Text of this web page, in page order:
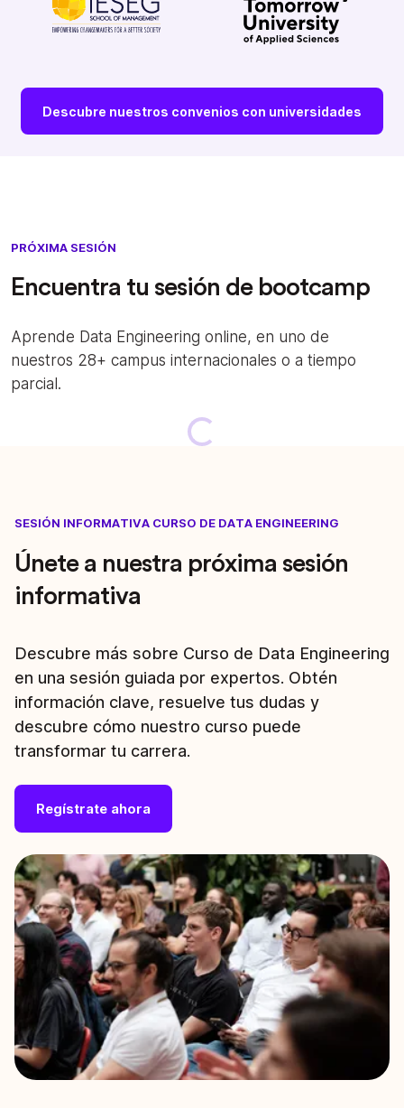
Descubre nuestros convenios con universidades
PRÓXIMA SESIÓN
Encuentra tu sesión de bootcamp
Aprende Data Engineering online, en uno de
nuestros 28+ campus internacionales o a tiempo
parcial.
SESIÓN INFORMATIVA CURSO DE DATA ENGINEERING
Únete a nuestra próxima sesión
informativa
Descubre más sobre Curso de Data Engineering
en una sesión guiada por expertos. Obtén
información clave, resuelve tus dudas y
descubre cómo nuestro curso puede
transformar tu carrera.
Regístrate ahora